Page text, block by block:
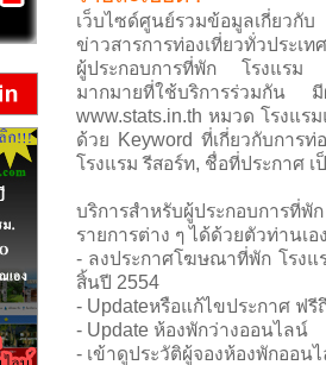
เว็บไซด์ศูนย์รวมข้อมูลเกี่ยวกั
ข่าวสารการท่องเที่ยวทั่วประเ
ผู้ประกอบการที่พัก โรงแรม
มากมายที่ใช้บริการร่วมกัน
www.stats.in.th หมวด โรงแร
ด้วย Keyword ที่เกี่ยวกับการ
โรงแรม รีสอร์ท, ชื่อที่ประกาศ
บริการสำหรับผู้ประกอบการ
รายการต่าง ๆ ได้ด้วยตัวท่านเ
- ลงประกาศโฆษณาที่พัก โรงแ
สิ้นปี 2554
- Updateหรือแก้ไขประกาศ ฟรี
- Update ห้องพักว่างออนไลน์
- เข้าดูประวัติผู้จองห้องพักออน